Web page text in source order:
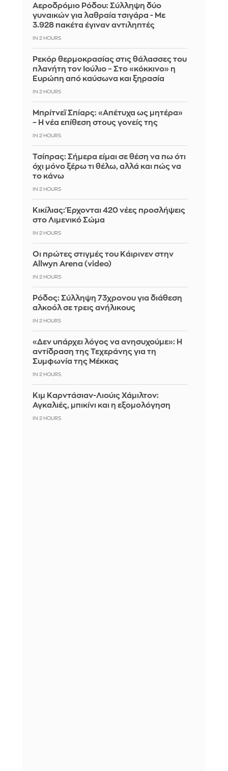
Αεροδρόμιο Ρόδου: Σύλληψη δύο
γυναικών για λαθραία τσιγάρα - Με
3.928 πακέτα έγιναν αντιληπτές
IN 2 HOURS
Ρεκόρ θερμοκρασίας στις θάλασσες του
πλανήτη τον Ιούλιο – Στο «κόκκινο» η
Ευρώπη από καύσωνα και ξηρασία
IN 2 HOURS
Μπρίτνεϊ Σπίαρς: «Απέτυχα ως μητέρα»
– Η νέα επίθεση στους γονείς της
IN 2 HOURS
Τσίπρας: Σήμερα είμαι σε θέση να πω ότι
όχι μόνο ξέρω τι θέλω, αλλά και πώς να
το κάνω
IN 2 HOURS
Κικίλιας: Έρχονται 420 νέες προσλήψεις
στο Λιμενικό Σώμα
IN 2 HOURS
Οι πρώτες στιγμές του Κάιρινεν στην
Allwyn Arena (video)
IN 2 HOURS
Ρόδος: Σύλληψη 73χρονου για διάθεση
αλκοόλ σε τρεις ανήλικους
IN 2 HOURS
«Δεν υπάρχει λόγος να ανησυχούμε»: Η
αντίδραση της Τεχεράνης για τη
Συμφωνία της Μέκκας
IN 2 HOURS
Κιμ Καρντάσιαν-Λιούις Χάμιλτον:
Αγκαλιές, μπικίνι και η εξομολόγηση
IN 2 HOURS